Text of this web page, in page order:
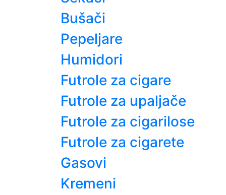
Bušači
Pepeljare
Humidori
Futrole za cigare
Futrole za upaljače
Futrole za cigarilose
Futrole za cigarete
Gasovi
Kremeni